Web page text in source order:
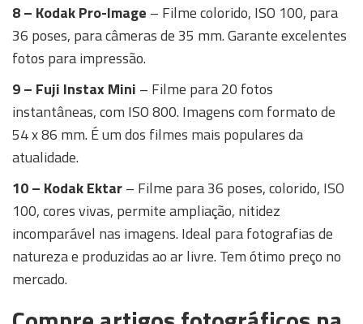
8 – Kodak Pro-Image – Filme colorido, ISO 100, para
36 poses, para câmeras de 35 mm. Garante excelentes
fotos para impressão.
9 – Fuji Instax Mini – Filme para 20 fotos
instantâneas, com ISO 800. Imagens com formato de
54 x 86 mm. É um dos filmes mais populares da
atualidade.
10 – Kodak Ektar– Filme para 36 poses, colorido, ISO
100, cores vivas, permite ampliação, nitidez
incomparável nas imagens. Ideal para fotografias de
natureza e produzidas ao ar livre. Tem ótimo preço no
mercado.